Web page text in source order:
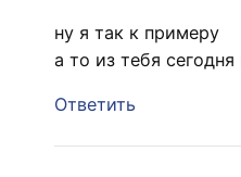
ну я так к примеру
а то из тебя
Ответить